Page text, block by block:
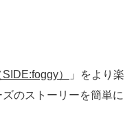
）
」をより楽
のストーリーを簡単に